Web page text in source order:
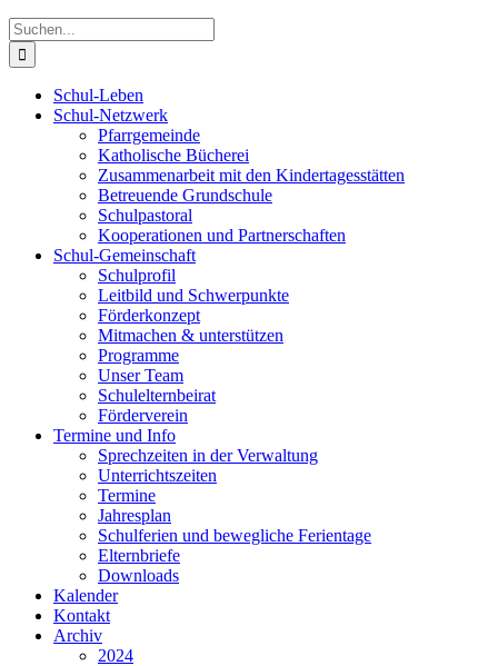
Suche
nach:
Schul-Leben
Schul-Netzwerk
Pfarrgemeinde
Katholische Bücherei
Zusammenarbeit mit den Kindertagesstätten
Betreuende Grundschule
Schulpastoral
Kooperationen und Partnerschaften
Schul-Gemeinschaft
Schulprofil
Leitbild und Schwerpunkte
Förderkonzept
Mitmachen & unterstützen
Programme
Unser Team
Schulelternbeirat
Förderverein
Termine und Info
Sprechzeiten in der Verwaltung
Unterrichtszeiten
Termine
Jahresplan
Schulferien und bewegliche Ferientage
Elternbriefe
Downloads
Kalender
Kontakt
Archiv
2024